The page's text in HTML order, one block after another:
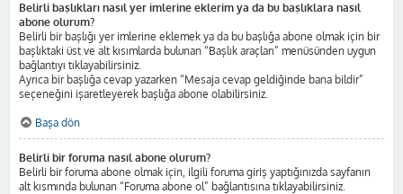
Belirli başlıkları nasıl yer imlerine eklerim ya da bu başlıklara nasıl
abone olurum?
Belirli bir başlığı yer imlerine eklemek ya da bu başlığa abone olmak için bir
başlıktaki üst ve alt kısımlarda bulunan “Başlık araçları” menüsünden uygun
bağlantıyı tıklayabilirsiniz.
Ayrıca bir başlığa cevap yazarken “Mesaja cevap geldiğinde bana bildir”
seçeneğini işaretleyerek başlığa abone olabilirsiniz.
Başa dön
Belirli bir foruma nasıl abone olurum?
Belirli bir foruma abone olmak için, ilgili foruma giriş yaptığınızda sayfanın
alt kısmında bulunan “Foruma abone ol” bağlantısına tıklayabilirsiniz.